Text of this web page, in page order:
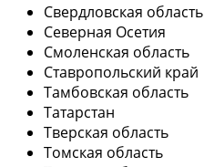
Свердловская область
Северная Осетия
Смоленская область
Ставропольский край
Тамбовская область
Татарстан
Тверская область
Томская область